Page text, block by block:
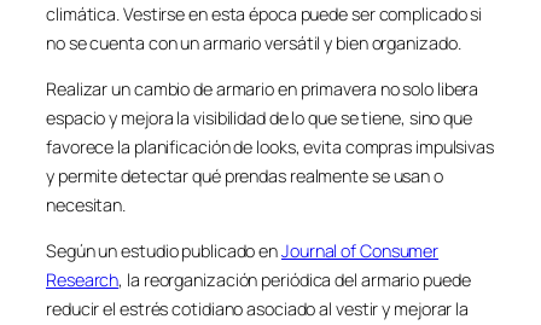
climática. Vestirse en esta época puede ser complicado si
no se cuenta con un armario versátil y bien organizado.
Realizar un cambio de armario en primavera no solo libera
espacio y mejora la visibilidad de lo que se tiene, sino que
favorece la planificación de looks, evita compras impulsivas
y permite detectar qué prendas realmente se usan o
necesitan.
Según un estudio publicado enJournal of Consumer
Research, la reorganización periódica del armario puede
reducir el estrés cotidiano asociado al vestir y mejorar la